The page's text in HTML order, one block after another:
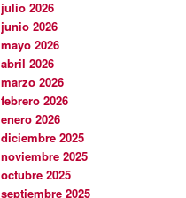
julio 2026
junio 2026
mayo 2026
abril 2026
marzo 2026
febrero 2026
enero 2026
diciembre 2025
noviembre 2025
octubre 2025
septiembre 2025